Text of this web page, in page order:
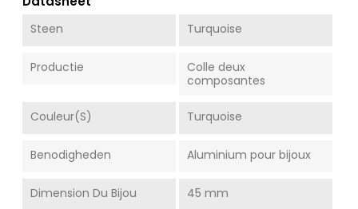
Steen Turquoise
Productie
Colle deux
composantes
Couleur(s) Turquoise
Benodigheden Aluminium pour bijoux
Dimension Du Bijou 45 mm